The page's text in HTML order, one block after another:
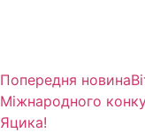
Попередня новина
Міжнародного
Яцика!